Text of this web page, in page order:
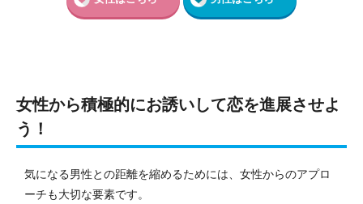
女性から積極的にお誘いして恋を進展させよ
う！
気になる男性との距離を縮めるためには、女性からのアプロ
ーチも大切な要素です。